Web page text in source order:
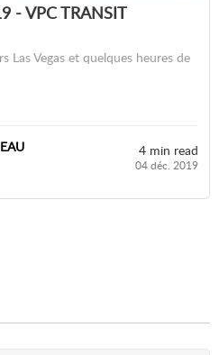
- VPC TRANSIT
Las Vegas et quelques heures de
4 min read
04 déc. 2019